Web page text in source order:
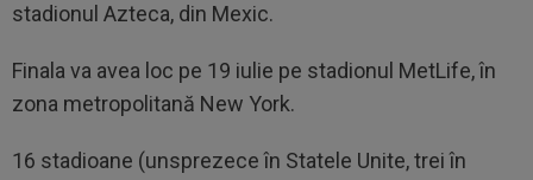
stadionul Azteca, din Mexic.
Finala va avea loc pe 19 iulie pe stadionul MetLife, în
zona metropolitană New York.
16 stadioane (unsprezece în Statele Unite, trei în